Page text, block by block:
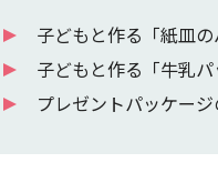
子どもと作る「紙皿の
子どもと作る「牛乳パ
プレゼントパッケー